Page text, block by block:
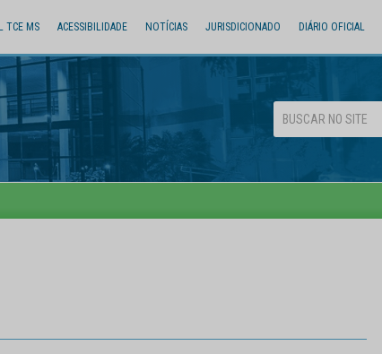
TCE MS ACESSIBILIDADE NOTÍCIAS JURISDICIONADO DIÁRIO OFICIAL